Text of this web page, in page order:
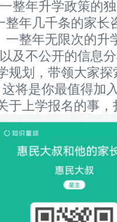
整年升学政策的
整年几千条的家长
一整年无限次的升
及不公开的信息
规划，带领大家
将是你最值得加
于上学报名的事